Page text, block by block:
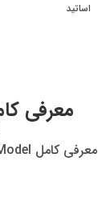
اساتید
معرفی کامل Model ها در ASP.NET MVC(بخش دوم)